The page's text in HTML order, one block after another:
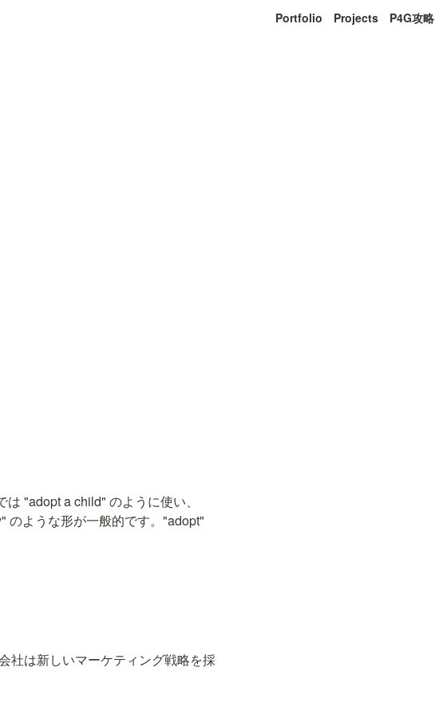
Portfolio Projects P4G攻略
"adopt a child" のように使い、
のような形が一般的です。"adopt"
社は新しいマーケティング戦略を採